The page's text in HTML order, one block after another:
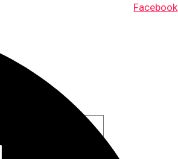
Facebook